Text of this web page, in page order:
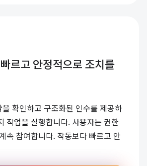
르고 안정적으로 조치를
확인하고 구조화된 인수를 제공하
작업을 실행합니다. 사용자는 권한
속 참여합니다. 작동보다 빠르고 안